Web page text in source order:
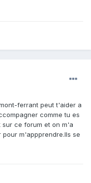
ferrant peut t'aider a
comme tu es
ce forum et on m'a
m'appprendre.Ils se